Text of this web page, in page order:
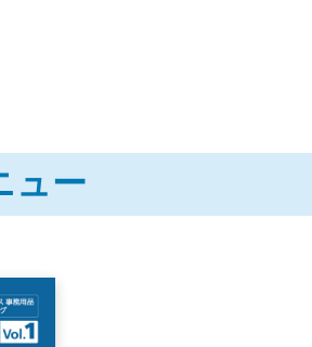
ュー